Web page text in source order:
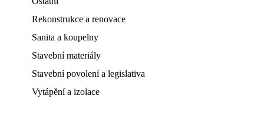
Rekonstrukce a renovace
Sanita a koupelny
Stavební materiály
Stavební povolení a legislativa
Vytápění a izolace